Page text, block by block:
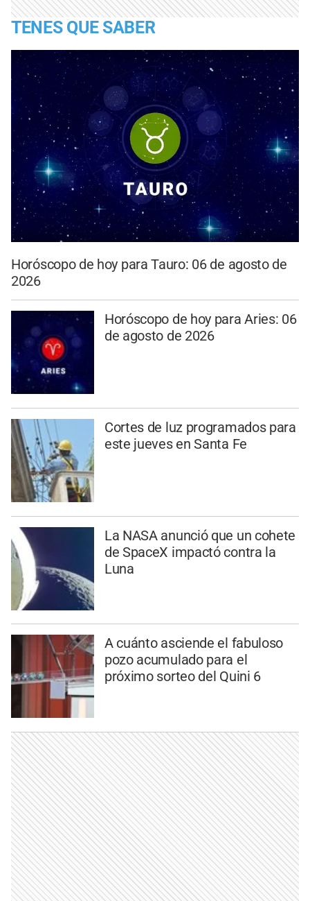
TENES QUE SABER
Horóscopo de hoy para Tauro: 06 de agosto de
2026
Horóscopo de hoy para Aries: 06
de agosto de 2026
Cortes de luz programados para
este jueves en Santa Fe
La NASA anunció que un cohete
de SpaceX impactó contra la
Luna
A cuánto asciende el fabuloso
pozo acumulado para el
próximo sorteo del Quini 6